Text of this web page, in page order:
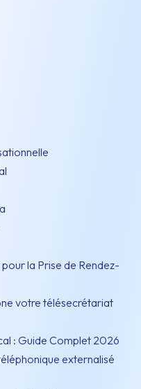
la Prise de Rendez-
votre télésecrétariat
: Guide Complet 2026
externalisé